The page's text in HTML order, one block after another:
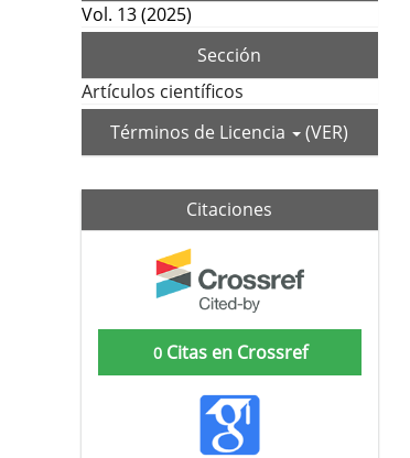
Vol. 13 (2025)
Sección
Artículos científicos
Términos de Licencia
(VER)
Citaciones
0Citas en Crossref